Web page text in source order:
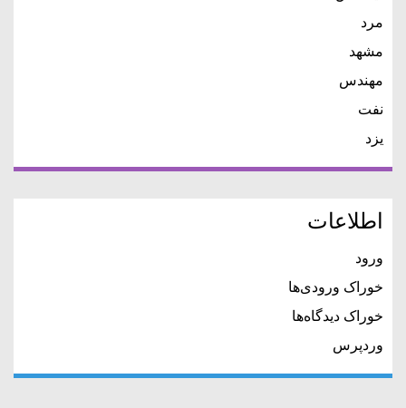
مرد
مشهد
مهندس
نفت
یزد
اطلاعات
ورود
خوراک ورودی‌ها
خوراک دیدگاه‌ها
وردپرس